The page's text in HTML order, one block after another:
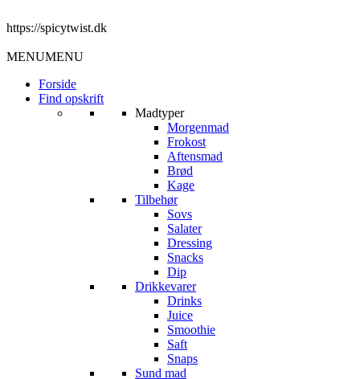
https://spicytwist.dk
MENUMENU
Forside
Find opskrift
Madtyper
Morgenmad
Frokost
Aftensmad
Brød
Kage
Tilbehør
Sovs
Salater
Dressing
Snacks
Dip
Drikkevarer
Drinks
Juice
Smoothie
Saft
Snaps
Sund mad